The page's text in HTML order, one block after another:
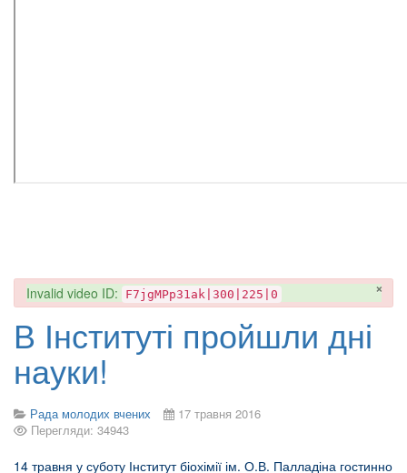
×
danger
Invalid video ID: F7jgMPp31ak|300|225|0
В Інституті пройшли дні
науки!
Рада молодих вчених
17 травня 2016
Перегляди: 34943
14 травня у суботу Інститут біохімії ім. О.В. Палладіна гостинно